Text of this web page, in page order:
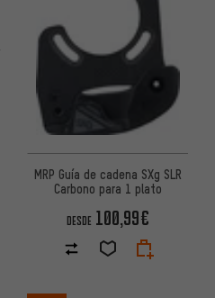
MRP Guía de cadena SXg SLR
Carbono para 1 plato
DESDE 100,99€